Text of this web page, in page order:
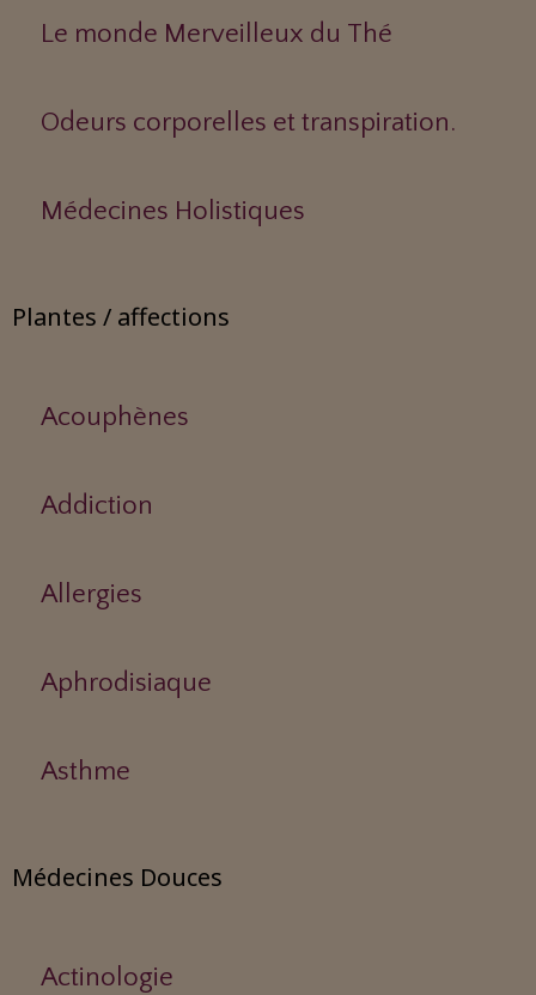
Le monde Merveilleux du Thé
Odeurs corporelles et transpiration.
Médecines Holistiques
Plantes / affections
Acouphènes
Addiction
Allergies
Aphrodisiaque
Asthme
Médecines Douces
Actinologie